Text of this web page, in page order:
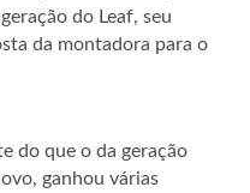
do Leaf, seu
da montadora para o
do que o da geração
ganhou várias